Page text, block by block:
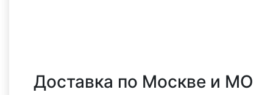
Доставка по Москве и МО